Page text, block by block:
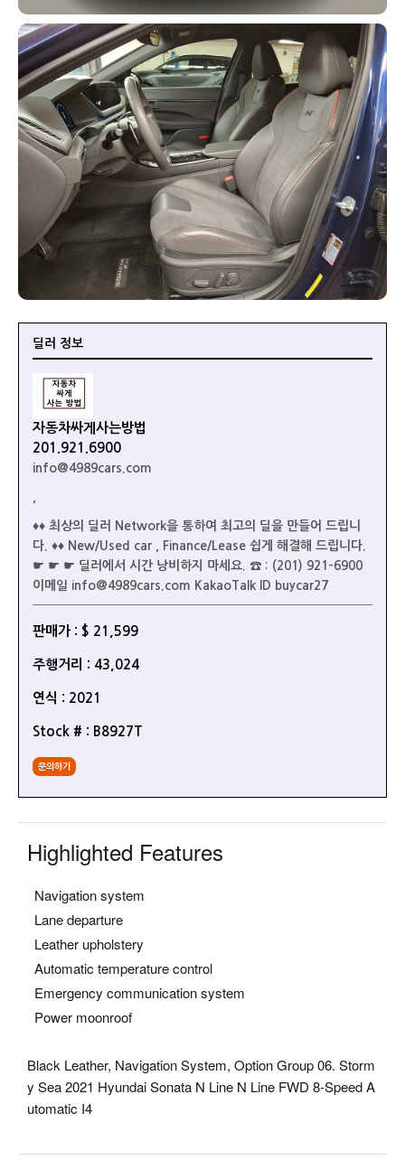
딜러 정보
자동차싸게사는방법
201.921.6900
info@4989cars.com
♦♦ 최상의 딜러 Network을 통하여 최고의 딜을 만들어 드립니
다. ♦♦ New/Used car , Finance/Lease 쉽게 해결해 드립니다.
☛ ☛ ☛ 딜러에서 시간 낭비하지 마세요. ☎ : (201) 921-6900
이메일 info@4989cars.com KakaoTalk ID buycar27
판매가 : $ 21,599
주행거리 : 43,024
연식 : 2021
Stock # : B8927T
문의하기
Highlighted Features
Navigation system
Lane departure
Leather upholstery
Automatic temperature control
Emergency communication system
Power moonroof
Black Leather, Navigation System, Option Group 06. Storm
y Sea 2021 Hyundai Sonata N Line N Line FWD 8-Speed A
utomatic I4